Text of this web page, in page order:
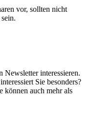
vor, sollten nicht
Newsletter interessieren.
Sie besonders?
können auch mehr als